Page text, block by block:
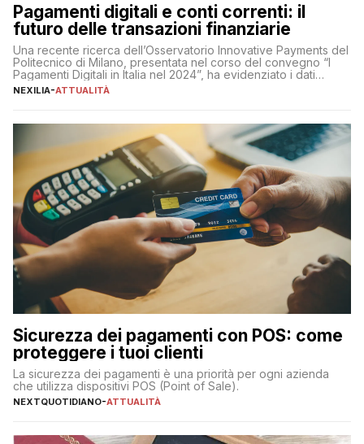
Pagamenti digitali e conti correnti: il
futuro delle transazioni finanziarie
Una recente ricerca dell’Osservatorio Innovative Payments del
Politecnico di Milano, presentata nel corso del convegno “I
Pagamenti Digitali in Italia nel 2024”, ha evidenziato i dati
definitivi del primo semestre 2024 relativamente alle
NEXILIA-ATTUALITÀ
Sicurezza dei pagamenti con POS: come
proteggere i tuoi clienti
La sicurezza dei pagamenti è una priorità per ogni azienda
che utilizza dispositivi POS (Point of Sale).
NEXTQUOTIDIANO-ATTUALITÀ